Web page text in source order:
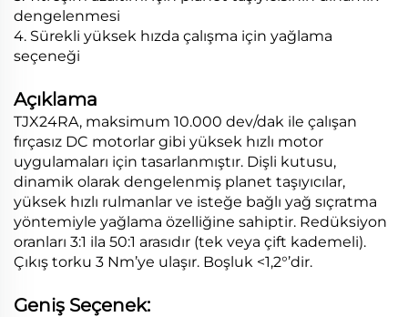
dengelenmesi
4. Sürekli yüksek hızda çalışma için yağlama
seçeneği
Açıklama
TJX24RA, maksimum 10.000 dev/dak ile çalışan
fırçasız DC motorlar gibi yüksek hızlı motor
uygulamaları için tasarlanmıştır. Dişli kutusu,
dinamik olarak dengelenmiş planet taşıyıcılar,
yüksek hızlı rulmanlar ve isteğe bağlı yağ sıçratma
yöntemiyle yağlama özelliğine sahiptir. Redüksiyon
oranları 3:1 ila 50:1 arasıdır (tek veya çift kademeli).
Çıkış torku 3 Nm’ye ulaşır. Boşluk <1,2°’dir.
Geniş Seçenek: